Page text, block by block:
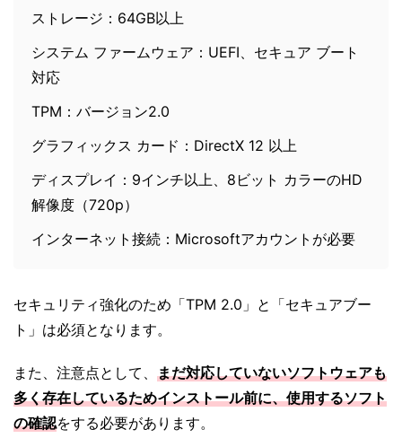
ストレージ：64GB以上
システム ファームウェア：UEFI、セキュア ブート
対応
TPM：バージョン2.0
グラフィックス カード：DirectX 12 以上
ディスプレイ：9インチ以上、8ビット カラーのHD
解像度（720p）
インターネット接続：Microsoftアカウントが必要
セキュリティ強化のため「TPM 2.0」と「セキュアブー
ト」は必須となります。
また、注意点として、 まだ対応していないソフトウェアも
多く存在しているためインストール前に、使用するソフト
の確認をする必要があります。